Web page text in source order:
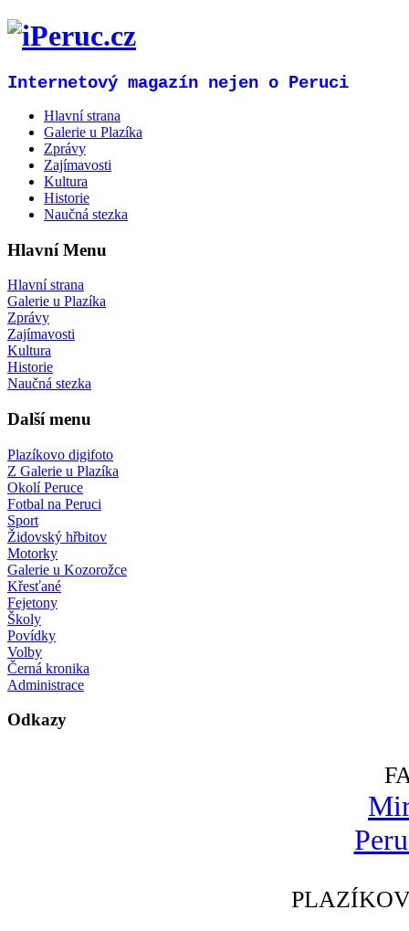
Internetový magazín nejen o Peruci
Hlavní strana
Galerie u Plazíka
Zprávy
Zajímavosti
Kultura
Historie
Naučná stezka
Hlavní Menu
Hlavní strana
Galerie u Plazíka
Zprávy
Zajímavosti
Kultura
Historie
Naučná stezka
Další menu
Plazíkovo digifoto
Z Galerie u Plazíka
Okolí Peruce
Fotbal na Peruci
Sport
Židovský hřbitov
Motorky
Galerie u Kozorožce
Křesťané
Fejetony
Školy
Povídky
Volby
Černá kronika
Administrace
Odkazy